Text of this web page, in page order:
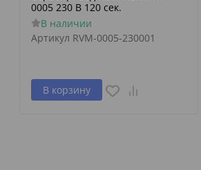
0005 230 В 120 сек.
В наличии
Артикул RVM-0005-230001
В корзину